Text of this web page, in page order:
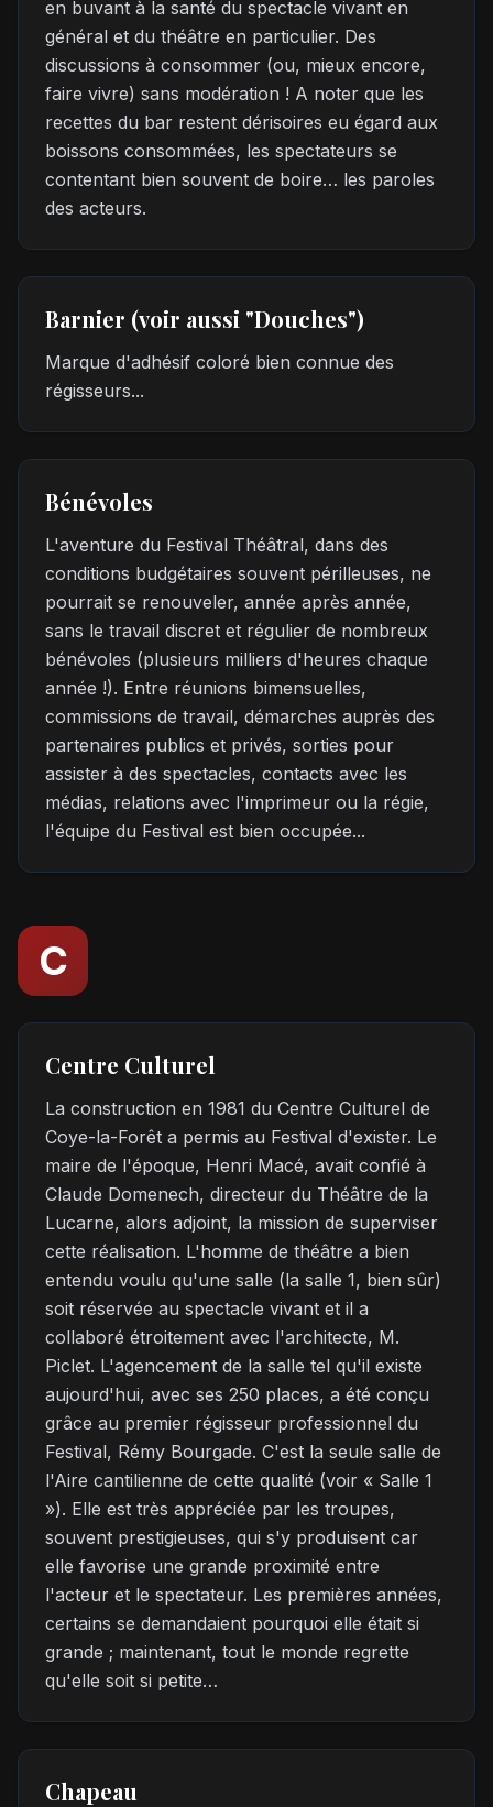
en buvant à la santé du spectacle vivant en
général et du théâtre en particulier. Des
discussions à consommer (ou, mieux encore,
faire vivre) sans modération ! A noter que les
recettes du bar restent dérisoires eu égard aux
boissons consommées, les spectateurs se
contentant bien souvent de boire… les paroles
des acteurs.
Barnier (voir aussi "Douches")
Marque d'adhésif coloré bien connue des
régisseurs...
Bénévoles
L'aventure du Festival Théâtral, dans des
conditions budgétaires souvent périlleuses, ne
pourrait se renouveler, année après année,
sans le travail discret et régulier de nombreux
bénévoles (plusieurs milliers d'heures chaque
année !). Entre réunions bimensuelles,
commissions de travail, démarches auprès des
partenaires publics et privés, sorties pour
assister à des spectacles, contacts avec les
médias, relations avec l'imprimeur ou la régie,
l'équipe du Festival est bien occupée...
C
Centre Culturel
La construction en 1981 du Centre Culturel de
Coye-la-Forêt a permis au Festival d'exister. Le
maire de l'époque, Henri Macé, avait confié à
Claude Domenech, directeur du Théâtre de la
Lucarne, alors adjoint, la mission de superviser
cette réalisation. L'homme de théâtre a bien
entendu voulu qu'une salle (la salle 1, bien sûr)
soit réservée au spectacle vivant et il a
collaboré étroitement avec l'architecte, M.
Piclet. L'agencement de la salle tel qu'il existe
aujourd'hui, avec ses 250 places, a été conçu
grâce au premier régisseur professionnel du
Festival, Rémy Bourgade. C'est la seule salle de
l'Aire cantilienne de cette qualité (voir « Salle 1
»). Elle est très appréciée par les troupes,
souvent prestigieuses, qui s'y produisent car
elle favorise une grande proximité entre
l'acteur et le spectateur. Les premières années,
certains se demandaient pourquoi elle était si
grande ; maintenant, tout le monde regrette
qu'elle soit si petite…
Chapeau